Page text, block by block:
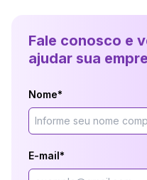
Fale conosco e
ajudar sua
Nome*
E-mail*